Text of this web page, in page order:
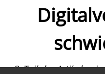
8. Teil der Artikelserie